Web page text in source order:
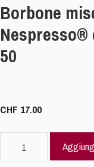
Borbone
Nespresso®
50
CHF 17.00
miscela